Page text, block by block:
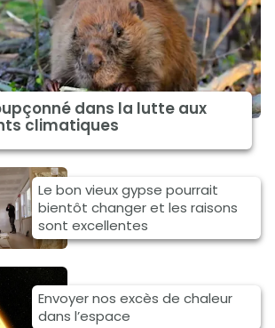
dans la lutte aux
climatiques
Le bon vieux gypse pourrait
bientôt changer et les raisons
sont excellentes
Envoyer nos excès de chaleur
dans l’espace